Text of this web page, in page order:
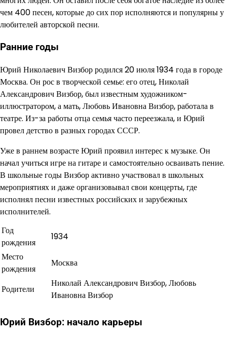
чем 400 песен, которые до сих пор исполняются и популярны у
любителей авторской песни.
Ранние годы
Юрий Николаевич Визбор родился 20 июля 1934 года в городе
Москва. Он рос в творческой семье: его отец, Николай
Александрович Визбор, был известным художником-
иллюстратором, а мать, Любовь Ивановна Визбор, работала в
театре. Из-за работы отца семья часто переезжала, и Юрий
провел детство в разных городах СССР.
Уже в раннем возрасте Юрий проявил интерес к музыке. Он
начал учиться игре на гитаре и самостоятельно осваивать пение.
В школьные годы Визбор активно участвовал в школьных
мероприятиях и даже организовывал свои концерты, где
исполнял песни известных российских и зарубежных
исполнителей.
Год
рождения
1934
Место
рождения
Москва
Родители
Николай Александрович Визбор, Любовь
Ивановна Визбор
Юрий Визбор: начало карьеры